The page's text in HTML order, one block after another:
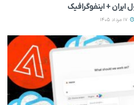
+ اینفوگرافیک